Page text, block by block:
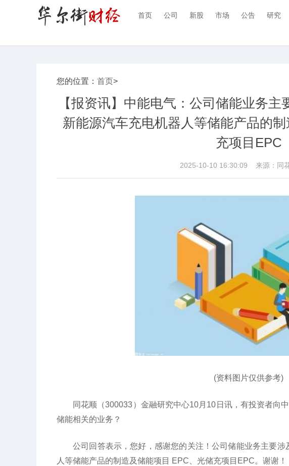
首页 公司 新股 市场 公告 研究
您的位置： 首页>
【报资讯】中能电气：公司储能业务
新能源汽车充电机器人等储能产品的
充项目EPC
2025-10-10 16:30:09 来源：同
(资料图片仅供参考)
同花顺（300033）金融研究中心10月10日讯，有投资者向
储能相关的业务？
公司回答表示，您好，感谢您的关注！公司储能业务主要
人等储能产品的制造及储能项目 EPC、光储充项目EPC。谢谢！